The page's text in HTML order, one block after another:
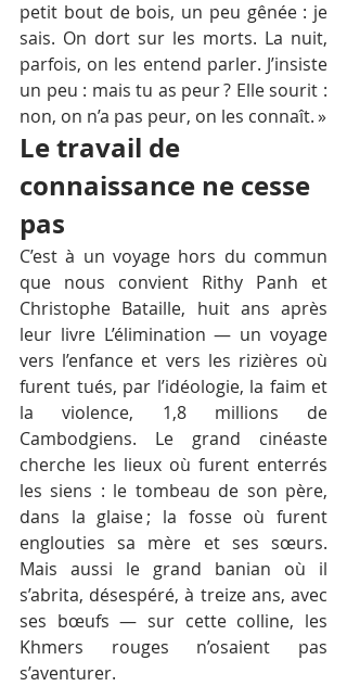
petit bout de bois, un peu gênée : je
sais. On dort sur les morts. La nuit,
parfois, on les entend parler. J’insiste
un peu : mais tu as peur ? Elle sourit :
non, on n’a pas peur, on les connaît. »
Le travail de
connaissance ne cesse
pas
C’est à un voyage hors du commun
que nous convient Rithy Panh et
Christophe Bataille, huit ans après
leur livre L’élimination — un voyage
vers l’enfance et vers les rizières où
furent tués, par l’idéologie, la faim et
la violence, 1,8 millions de
Cambodgiens. Le grand cinéaste
cherche les lieux où furent enterrés
les siens : le tombeau de son père,
dans la glaise ; la fosse où furent
englouties sa mère et ses sœurs.
Mais aussi le grand banian où il
s’abrita, désespéré, à treize ans, avec
ses bœufs — sur cette colline, les
Khmers rouges n’osaient pas
s’aventurer.